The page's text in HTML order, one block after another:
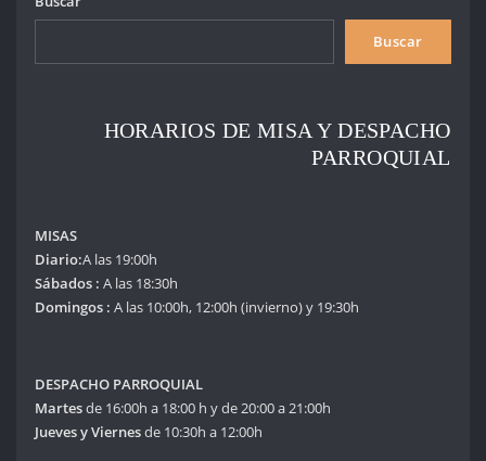
Buscar
HORARIOS DE MISA Y DESPACHO
PARROQUIAL
MISAS
Diario:A las 19:00h
Sábados : A las 18:30h
Domingos : A las 10:00h, 12:00h (invierno) y 19:30h
DESPACHO PARROQUIAL
Martesde 16:00h a 18:00 h y de 20:00 a 21:00h
Jueves y Viernesde 10:30h a 12:00h